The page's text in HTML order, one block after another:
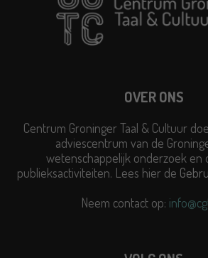
OVER ONS
Centrum Groninger Taal & Cultuur
adviescentrum van de
wetenschappelijk onderzoek en
publieksactiviteiten. Lees hier de
Neem contact op: